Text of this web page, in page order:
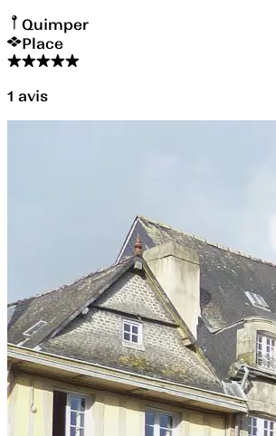
Quimper
Place
1 avis